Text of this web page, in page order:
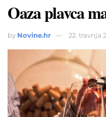
Oaza plavca
by Novine.hr 22. travnja